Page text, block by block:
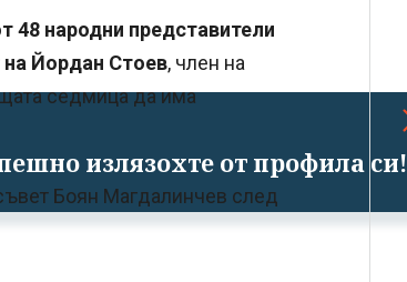
излязохте от профила си!
48 народни представители
Йордан Стоев, член на
седмица да има
Боян Магдалинчев след